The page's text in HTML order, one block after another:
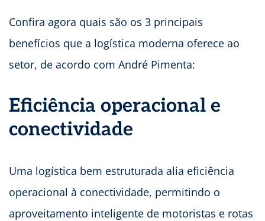
Confira agora quais são os 3 principais
benefícios que a logística moderna oferece ao
setor, de acordo com André Pimenta:
Eficiência operacional e
conectividade
Uma logística bem estruturada alia eficiência
operacional à conectividade, permitindo o
aproveitamento inteligente de motoristas e rotas